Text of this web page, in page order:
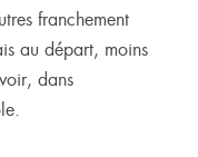
franchement
au départ, moins
dans